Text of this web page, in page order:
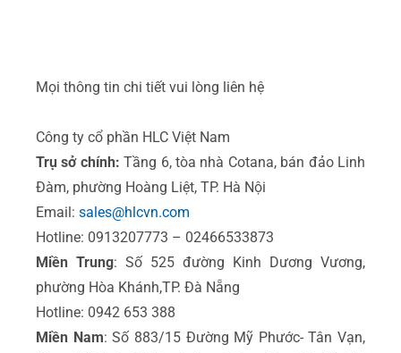
Mọi thông tin chi tiết vui lòng liên hệ
Công ty cổ phần HLC Việt Nam
Trụ sở chính: Tầng 6, tòa nhà Cotana, bán đảo Linh
Đàm, phường Hoàng Liệt, TP. Hà Nội
Email: sales@hlcvn.com
Hotline: 0913207773 – 02466533873
Miền Trung: Số 525 đường Kinh Dương Vương,
phường Hòa Khánh,TP. Đà Nẵng
Hotline: 0942 653 388
Miền Nam: Số 883/15 Đường Mỹ Phước- Tân Vạn,